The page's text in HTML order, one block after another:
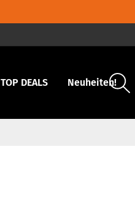
TOP DEALS Neuheiten!